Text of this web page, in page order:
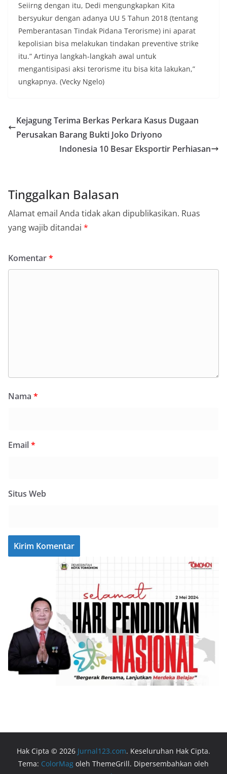
Seiirng dengan itu, Dedi mengungkapkan Kita
bersyukur dengan adanya UU 5 Tahun 2018 (tentang
Pemberantasan Tindak Pidana Terorisme) ini aparat
kepolisian bisa melakukan tindakan preventive strike
itu.” Artinya langkah-langkah awal untuk
mengantisipasi aksi terorisme itu bisa kita lakukan,”
ungkapnya. (Vecky Ngelo)
Kejagung Terima Berkas Perkara Kasus Dugaan
Perusakan Barang Bukti Joko Driyono
Indonesia 10 Besar Eksportir Perhiasan
Tinggalkan Balasan
Alamat email Anda tidak akan dipublikasikan. Ruas
yang wajib ditandai *
Komentar*
Nama *
Email*
Situs Web
Hak Cipta © 2026 Jurnal123.com. Keseluruhan Hak Cipta.
Tema: ColorMag oleh ThemeGrill. Dipersembahkan oleh